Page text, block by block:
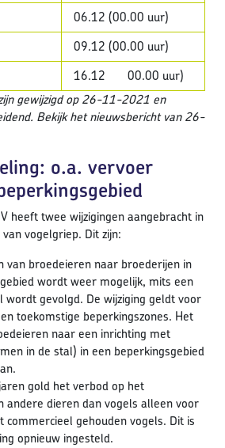
06.12 (00.00 uur)
09.12 (00.00 uur)
16.12 00.00 uur)
gewijzigd op 26-11-2021 en
Bekijk het nieuwsbericht van 26-
o.a. vervoer
heeft twee wijzigingen aangebracht in
vogelgriep. Dit zijn:
van broedeieren naar broederijen in
wordt weer mogelijk, mits een
wordt gevolgd. De wijziging geldt voor
toekomstige beperkingszones. Het
naar een inrichting met
in de stal) in een beperkingsgebied
gold het verbod op het
andere dieren dan vogels alleen voor
commercieel gehouden vogels. Dit is
opnieuw ingesteld.